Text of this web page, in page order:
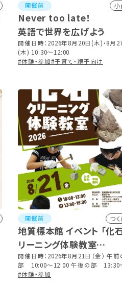
開催前 小
Never too late！
英語で世界を広げよう
開催日時：2026年8月20日(木)・8月
(木) 10:30～12:00
#体験・参加#子育て・親子向け
開催前 つ
地質標本館 イベント 「化
リーニング体験教室
―2026―」
開催日時：2026年8月21日（金） 午前
部 10:00～12:00 午後の部 13:30
15:30
#体験・参加